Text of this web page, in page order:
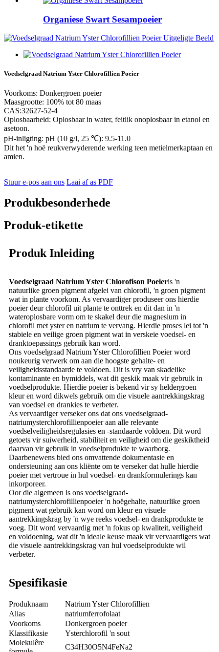
Organiese Swart Sesampoeier
Voedselgraad Natrium Yster Chlorofillien Poeier
Voorkoms: Donkergroen poeier
Maasgrootte: 100% tot 80 maas
CAS:32627-52-4
Oplosbaarheid: Oplosbaar in water, feitlik onoplosbaar in etanol en
asetoon.
pH-inligting: pH (10 g/l, 25 ℃): 9.5-11.0
Dit het 'n hoë reukverwyderende werking teen metielmerkaptaan en
amien.
Stuur e-pos aan ons Laai af as PDF
Produkbesonderhede
Produk-etikette
Produk Inleiding
Voedselgraad Natrium Yster Chlorofison Poeieris 'n
natuurlike groen pigment afgelei van chlorofil, 'n groen pigment
wat in plante voorkom. As vervaardiger produseer ons hierdie
poeier deur chlorofil uit plante te onttrek en dit dan in 'n
wateroplosbare vorm om te skakel deur die magnesium in
chlorofil met yster en natrium te vervang. Hierdie proses lei tot 'n
stabiele en veilige groen pigment wat in verskeie voedsel- en
dranktoepassings gebruik kan word.
Ons voedselgraad Natrium Yster Chlorofillien Poeier word
noukeurig verwerk om aan die hoogste gehalte- en
veiligheidsstandaarde te voldoen. Dit is vry van skadelike
kontaminante en bymiddels, wat dit geskik maak vir gebruik in
voedselprodukte. Hierdie poeier is bekend vir sy heldergroen
kleur en word dikwels gebruik om die visuele aantrekkingskrag
van voedsel en drankies te verbeter.
As vervaardiger verseker ons dat ons voedselgraad-
natriumysterchlorofillienpoeier aan alle relevante
voedselveiligheidsregulasies en -standaarde voldoen. Dit word
getoets vir suiwerheid, stabiliteit en veiligheid om die geskiktheid
daarvan vir gebruik in voedselprodukte te waarborg.
Daarbenewens bied ons omvattende dokumentasie en
ondersteuning aan ons kliënte om te verseker dat hulle hierdie
poeier met vertroue in hul voedsel- en drankformulerings kan
inkorporeer.
Oor die algemeen is ons voedselgraad-
natriumysterchlorofillienpoeier 'n hoëgehalte, natuurlike groen
pigment wat gebruik kan word om kleur en visuele
aantrekkingskrag by 'n wye reeks voedsel- en drankprodukte te
voeg. Dit word vervaardig met 'n fokus op kwaliteit, veiligheid
en voldoening, wat dit 'n ideale keuse maak vir vervaardigers wat
die visuele aantrekkingskrag van hul voedselprodukte wil
verbeter.
Spesifikasie
Produknaam
Natrium Yster Chlorofillien
Alias
natriumferrofolaat
Voorkoms
Donkergroen poeier
Klassifikasie
Ysterchlorofil 'n sout
Molekulêre
C34H30O5N4FeNa2